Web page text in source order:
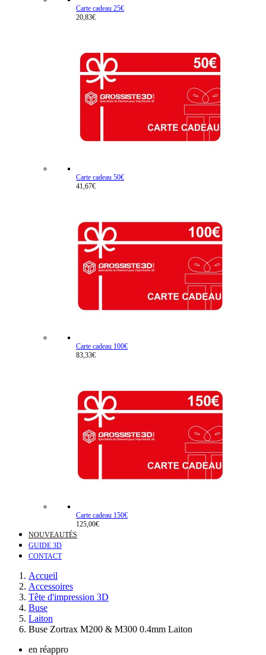
Carte cadeau 25€
20,83€
Carte cadeau 50€
41,67€
Carte cadeau 100€
83,33€
Carte cadeau 150€
125,00€
NOUVEAUTÉS
GUIDE 3D
CONTACT
Accueil
Accessoires
Tête d'impression 3D
Buse
Laiton
Buse Zortrax M200 & M300 0.4mm Laiton
en réappro